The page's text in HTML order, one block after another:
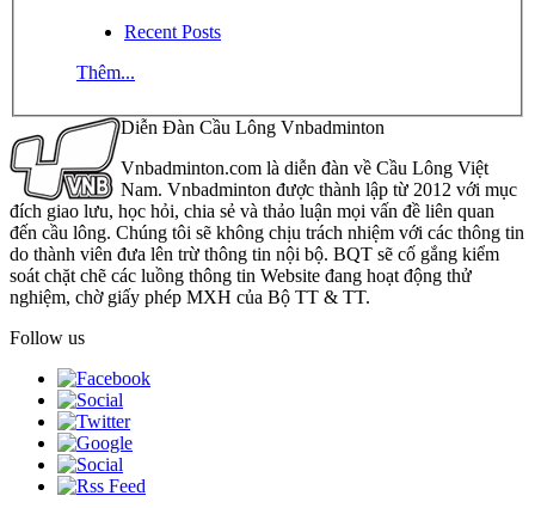
Recent Posts
Thêm...
Diễn Đàn Cầu Lông Vnbadminton
Vnbadminton.com là diễn đàn về Cầu Lông Việt
Nam. Vnbadminton được thành lập từ 2012 với mục
đích giao lưu, học hỏi, chia sẻ và thảo luận mọi vấn đề liên quan
đến cầu lông. Chúng tôi sẽ không chịu trách nhiệm với các thông tin
do thành viên đưa lên trừ thông tin nội bộ. BQT sẽ cố gắng kiểm
soát chặt chẽ các luồng thông tin Website đang hoạt động thử
nghiệm, chờ giấy phép MXH của Bộ TT & TT.
Follow us